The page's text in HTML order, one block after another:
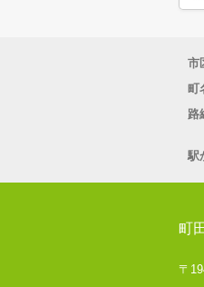
市
町
路
駅
町
〒